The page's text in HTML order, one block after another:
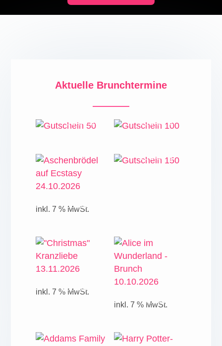
Aktuelle Brunchtermine
50,00€ 100,00€
55,00
inkl. 7 % MwSt.
150,00 €
139,00
inkl. 7 % MwSt.
49,00
inkl. 7 % MwSt.